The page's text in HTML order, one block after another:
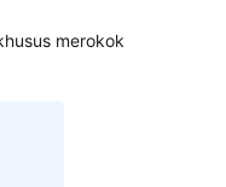
merokok